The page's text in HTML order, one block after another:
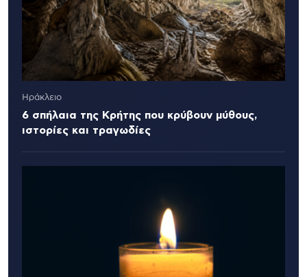
Ηράκλειο
6 σπήλαια της Κρήτης που κρύβουν μύθους,
ιστορίες και τραγωδίες